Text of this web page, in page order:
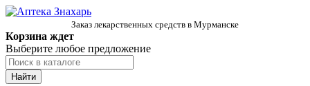
Заказ лекарственных средств в Мурманске
Корзина ждет
Выберите любое предложение
Найти